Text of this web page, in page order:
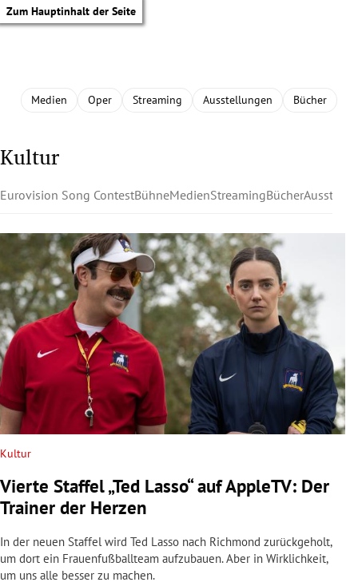
Zum Hauptinhalt der Seite
Untermenü
Untermenü
Untermenü
Untermenü
Untermenü
Untermenü
Medien Oper Streaming Ausstellungen Bücher
Kultur
Eurovision Song ContestBühneMedienStreamingBücher
Kultur
Vierte Staffel „Ted Lasso“ auf AppleTV: Der
Trainer der Herzen
In der neuen Staffel wird Ted Lasso nach Richmond zurückgeholt,
um dort ein Frauenfußballteam aufzubauen. Aber in Wirklichkeit,
um uns alle besser zu machen.